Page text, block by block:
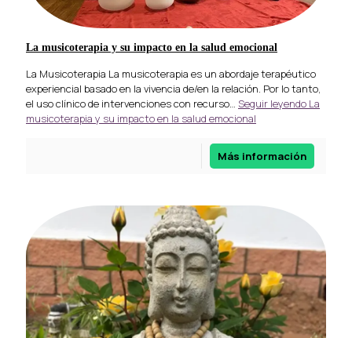
La musicoterapia y su impacto en la salud emocional
La Musicoterapia La musicoterapia es un abordaje terapéutico
experiencial basado en la vivencia de/en la relación. Por lo tanto,
el uso clínico de intervenciones con recurso… Seguir leyendo La
musicoterapia y su impacto en la salud emocional
Más información